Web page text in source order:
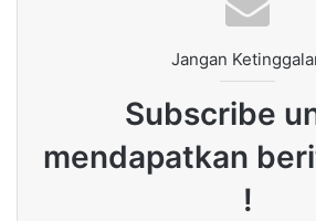
Jangan
Subscribe
mendapatkan
!